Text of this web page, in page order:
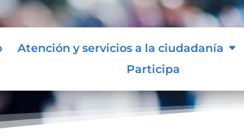
Atención y servicios a la ciudadanía
Participa